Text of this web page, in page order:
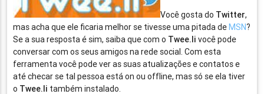
Você gosta do Twitter,
mas acha que ele ficaria melhor se tivesse uma pitada deMSN?
Se a sua resposta é sim, saiba que com o Twee.li você pode
conversar com os seus amigos na rede social. Com esta
ferramenta você pode ver as suas atualizações e contatos e
até checar se tal pessoa está on ou offline, mas só se ela tiver
o Twee.li também instalado.